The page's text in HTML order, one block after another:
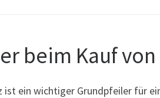
beim Kauf
ein wichtiger Grundpfeiler für